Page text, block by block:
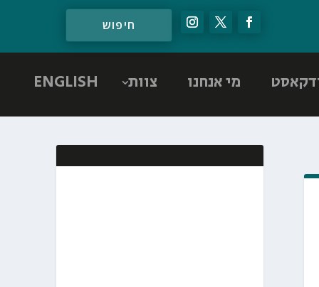
מי אנחנו צוות ENGLISH